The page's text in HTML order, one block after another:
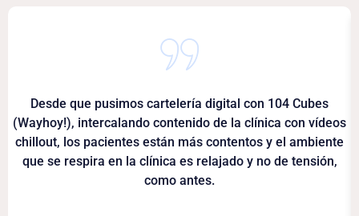
Desde que pusimos cartelería digital con 104 Cubes
(Wayhoy!), intercalando contenido de la clínica con vídeos
chillout, los pacientes están más contentos y el ambiente
que se respira en la clínica es relajado y no de tensión,
como antes.